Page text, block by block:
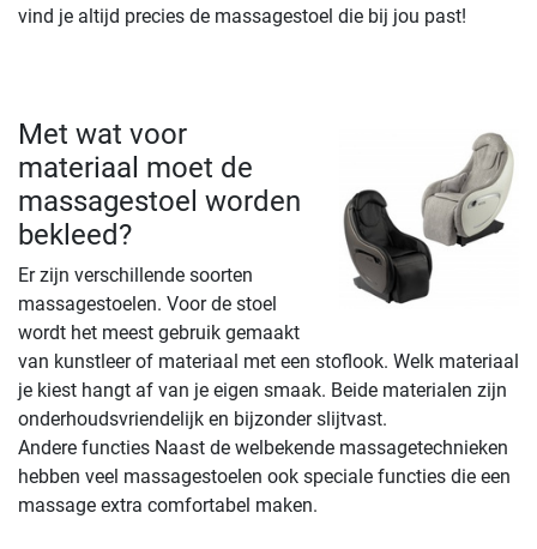
vind je altijd precies de massagestoel die bij jou past!
Met wat voor
materiaal moet de
massagestoel worden
bekleed?
Er zijn verschillende soorten
massagestoelen. Voor de stoel
wordt het meest gebruik gemaakt
van kunstleer of materiaal met een stoflook. Welk materiaal
je kiest hangt af van je eigen smaak. Beide materialen zijn
onderhoudsvriendelijk en bijzonder slijtvast.
Andere functies Naast de welbekende massagetechnieken
hebben veel massagestoelen ook speciale functies die een
massage extra comfortabel maken.